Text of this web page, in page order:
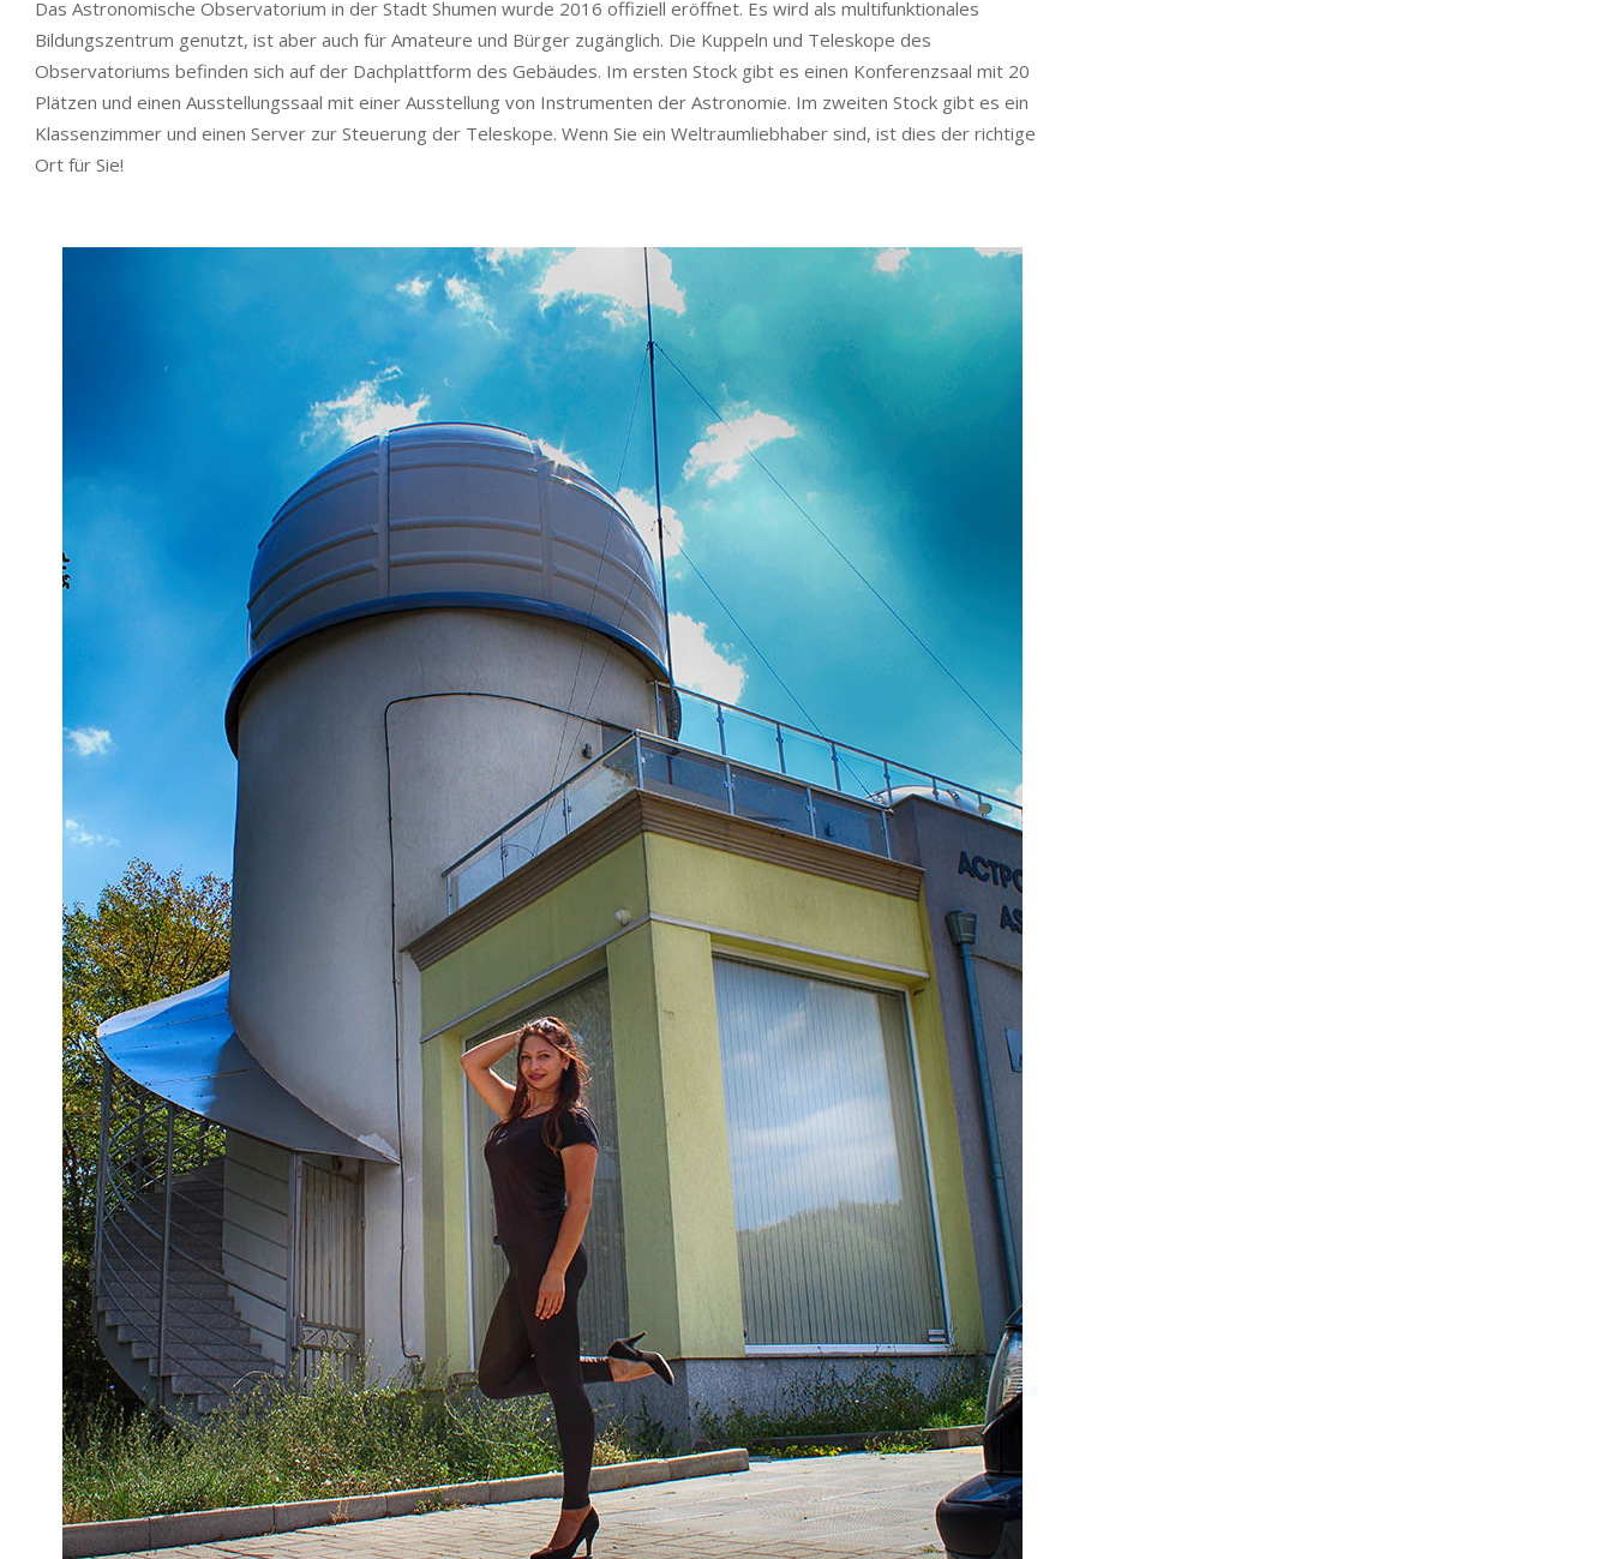
Das Astronomische Observatorium in der Stadt Shumen wurde 2016 offiziell eröffnet. Es wird als multifunktionales
Bildungszentrum genutzt, ist aber auch für Amateure und Bürger zugänglich. Die Kuppeln und Teleskope des
Observatoriums befinden sich auf der Dachplattform des Gebäudes. Im ersten Stock gibt es einen Konferenzsaal mit 20
Plätzen und einen Ausstellungssaal mit einer Ausstellung von Instrumenten der Astronomie. Im zweiten Stock gibt es ein
Klassenzimmer und einen Server zur Steuerung der Teleskope. Wenn Sie ein Weltraumliebhaber sind, ist dies der richtige
Ort für Sie!